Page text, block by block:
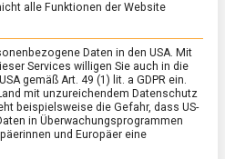
FEATURED
das regionale
alle Funktionen der Website
Daten in den USA. Mit
Services willigen Sie auch in die
gemäß Art. 49 (1) lit. a GDPR ein.
mit unzureichendem Datenschutz
beispielsweise die Gefahr, dass US-
in Überwachungsprogrammen
und Europäer eine